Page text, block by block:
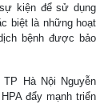
kiện để sử dụng
biệt là những hoạt
bệnh được bảo
Hà Nội Nguyễn
đẩy mạnh triển